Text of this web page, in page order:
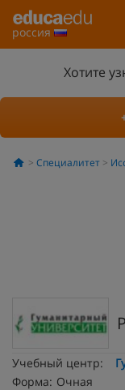
россия
Хотите
Специалитет
Учебный центр:
Форма: Очная